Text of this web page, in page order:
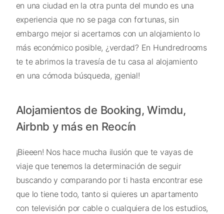
en una ciudad en la otra punta del mundo es una
experiencia que no se paga con fortunas, sin
embargo mejor si acertamos con un alojamiento lo
más económico posible, ¿verdad? En Hundredrooms
te te abrimos la travesía de tu casa al alojamiento
en una cómoda búsqueda, ¡genial!
Alojamientos de Booking, Wimdu,
Airbnb y más en Reocín
¡Bieeen! Nos hace mucha ilusión que te vayas de
viaje que tenemos la determinación de seguir
buscando y comparando por ti hasta encontrar ese
que lo tiene todo, tanto si quieres un apartamento
con televisión por cable o cualquiera de los estudios,